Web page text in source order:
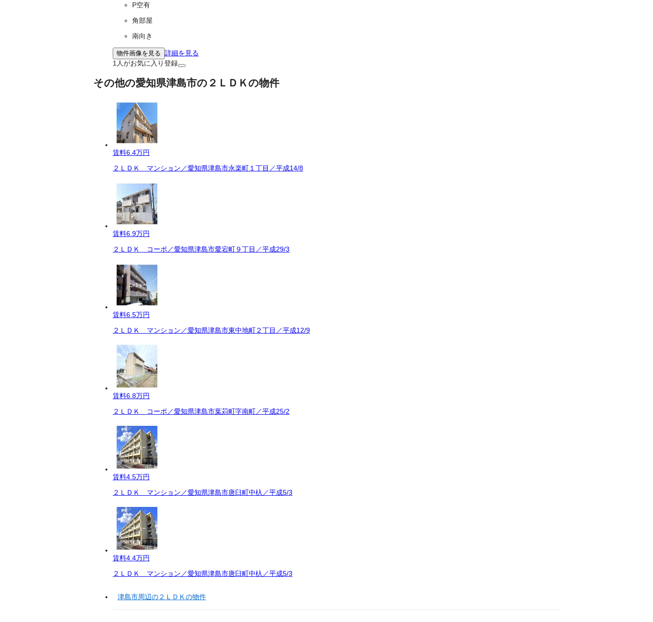
P空有
角部屋
南向き
物件画像を見る 詳細を見る
1 人がお気に入り登録
その他の愛知県津島市の２ＬＤＫの物件
賃料6.4万円
２ＬＤＫ マンション／愛知県津島市永楽町１丁目／平成14/8
賃料6.9万円
２ＬＤＫ コーポ／愛知県津島市愛宕町９丁目／平成29/3
賃料6.5万円
２ＬＤＫ マンション／愛知県津島市東中地町２丁目／平成12/9
賃料6.8万円
２ＬＤＫ コーポ／愛知県津島市葉苅町字南町／平成25/2
賃料4.5万円
２ＬＤＫ マンション／愛知県津島市唐臼町中杁／平成5/3
賃料4.4万円
２ＬＤＫ マンション／愛知県津島市唐臼町中杁／平成5/3
津島市周辺の２ＬＤＫの物件